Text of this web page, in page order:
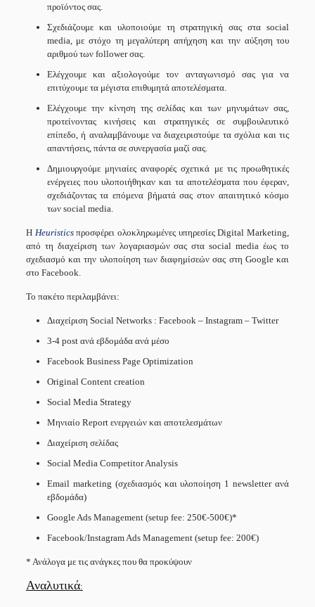
προϊόντος σας.
Σχεδιάζουμε και υλοποιούμε τη στρατηγική σας στα social
media, με στόχο τη μεγαλύτερη απήχηση και την αύξηση του
αριθμού των follower σας.
Ελέγχουμε και αξιολογούμε τον ανταγωνισμό σας για να
επιτύχουμε τα μέγιστα επιθυμητά αποτελέσματα.
Ελέγχουμε την κίνηση της σελίδας και των μηνυμάτων σας,
προτείνοντας κινήσεις και στρατηγικές σε συμβουλευτικό
επίπεδο, ή αναλαμβάνουμε να διαχειριστούμε τα σχόλια και τις
απαντήσεις, πάντα σε συνεργασία μαζί σας.
Δημιουργούμε μηνιαίες αναφορές σχετικά με τις προωθητικές
ενέργειες που υλοποιήθηκαν και τα αποτελέσματα που έφεραν,
σχεδιάζοντας τα επόμενα βήματά σας στον απαιτητικό κόσμο
των social media.
H Heuristicsπροσφέρει ολοκληρωμένες υπηρεσίες Digital Marketing,
από τη διαχείριση των λογαριασμών σας στα social media έως το
σχεδιασμό και την υλοποίηση των διαφημίσεών σας στη Google και
στο Facebook.
Το πακέτο περιλαμβάνει:
Διαχείριση Social Networks : Facebook – Instagram – Twitter
3-4 post ανά εβδομάδα ανά μέσο
Facebook Business Page Optimization
Original Content creation
Social Media Strategy
Μηνιαίο Report ενεργειών και αποτελεσμάτων
Διαχείριση σελίδας
Social Media Competitor Analysis
Email marketing (σχεδιασμός και υλοποίηση 1 newsletter ανά
εβδομάδα)
Google Ads Management (setup fee: 250€-500€)*
Facebook/Instagram Ads Management (setup fee: 200€)
* Ανάλογα με τις ανάγκες που θα προκύψουν
Αναλυτικά: